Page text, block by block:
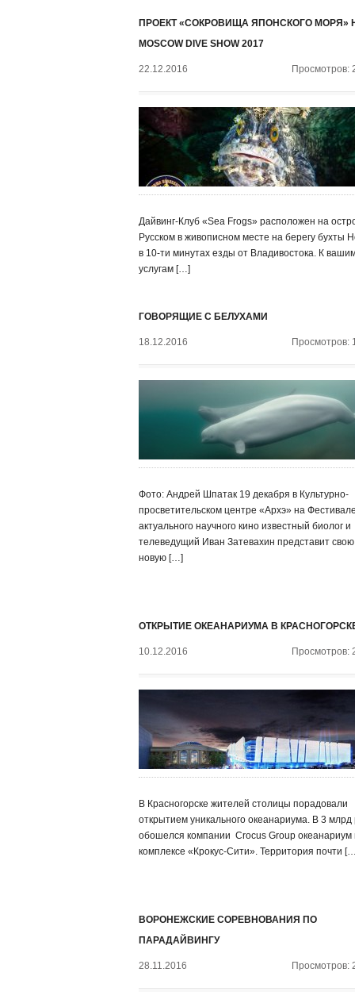
ПРОЕКТ «СОКРОВИЩА ЯПОНСКОГО МОРЯ»
MOSCOW DIVE SHOW 2017
22.12.2016 Просмотров:
Дайвинг-Клуб «Sea Frogs» расположен на
Русском в живописном месте на берегу бухты
в 10-ти минутах езды от Владивостока. К
услугам […]
ГОВОРЯЩИЕ С БЕЛУХАМИ
18.12.2016 Просмотров:
Фото: Андрей Шпатак 19 декабря в Культурно-
просветительском центре «Архэ» на
актуального научного кино известный биолог и
телеведущий Иван Затевахин представит свою
новую […]
ОТКРЫТИЕ ОКЕАНАРИУМА В
10.12.2016 Просмотров:
В Красногорске жителей столицы порадовали
открытием уникального океанариума. В 3 млрд
обошелся компании ‍ Crocus Group океанариум
комплексе «Крокус-Сити». Территория почти
ВОРОНЕЖСКИЕ СОРЕВНОВАНИЯ ПО
ПАРАДАЙВИНГУ
28.11.2016 Просмотров: